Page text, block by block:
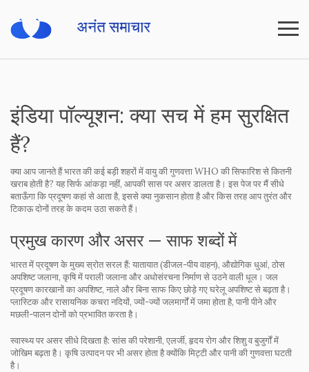
इंडिया पॉल्यूशन: क्या सच में हम सुरक्षित
हैं?
क्या आप जानते हैं भारत की कई बड़ी शहरों में वायु की गुणवत्ता WHO की सिफारिश से कितनी
खराब होती है? यह सिर्फ आंकड़ा नहीं, आपकी सास पर असर डालता है। इस पेज पर मैं सीधे
बताऊँगा कि प्रदूषण कहां से आता है, इससे क्या नुकसान होता है और किस तरह आप तुरंत और
टिकाऊ दोनों तरह के कदम उठा सकते हैं।
प्रमुख कारण और असर — साफ शब्दों में
भारत में प्रदूषण के मुख्य स्रोत सरल हैं: यातायात (डीजल-पीय वाहन), औद्योगिक धुआं, ठोस
अपशिष्ट जलाना, कृषि में पराली जलाना और अधोसंरचना निर्माण से उठने वाली धूल। जल
प्रदूषण कारखानों का अपशिष्ट, नाले और बिना साफ किए छोड़े गए घरेलू अपशिष्ट से बढ़ता है।
प्लास्टिक और रासायनिक कचरा नदियों, ज्यों-ज्यों जलमार्गों में जमा होता है, पानी पीने और
मछली-पालन दोनों को प्रभावित करता है।
स्वास्थ्य पर असर सीधे दिखता है: सांस की परेशानी, एलर्जी, हृदय रोग और शिशु व बुजुर्गों में
जोखिम बढ़ता है। कृषि उत्पादन पर भी असर होता है क्योंकि मिट्टी और पानी की गुणवत्ता घटती
है।